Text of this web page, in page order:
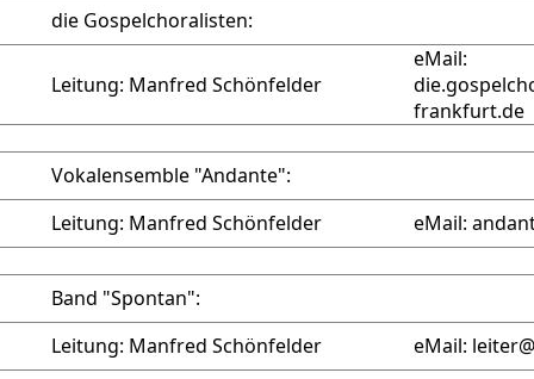
die Gospelchoralisten:
Leitung: Manfred Schönfelder
eMail:
frankfurt.de
Vokalensemble "Andante":
Leitung: Manfred Schönfelder eMail:
Band "Spontan":
Leitung: Manfred Schönfelder eMail: